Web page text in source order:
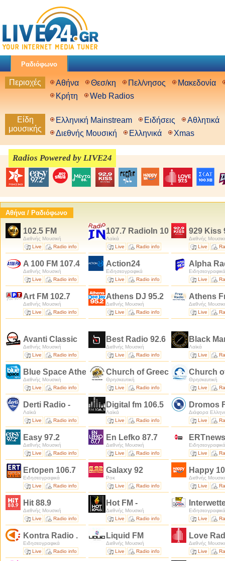
Ραδιόφωνο
Περιοχές Αθήνα Θεσ/κη Πελ/νησος
Μακεδονία
Κρήτη
Web Radios
Είδη
μουσικής
Ελληνική Mainstream Ειδήσεις
Αθλητικά
Διεθνής Μουσική
Ελληνικά Xmas
Radios Powered by LIVE24
Αθήνα / Ραδιόφωνο
102.5 FM
Διεθνής Μουσική
Live
Radio info
107.7 RadioIn 107.7
Λαϊκά
Live
Radio info
929 Kiss
Διεθνής
Live
A 100 FM 107.4
Διεθνής Μουσική
Live
Radio info
Action24
Ειδησεογραφικά
Live
Radio info
Alpha
Ειδησεογραφικά
Live
Art FM 102.7
Διεθνής Μουσική
Live
Radio info
Athens DJ 95.2
Διεθνής Μουσική
Live
Radio info
Athens
Διεθνής
Live
Avanti Classic
Διεθνής Μουσική
Live
Radio info
Best Radio 92.6
Διεθνής Μουσική
Live
Radio info
Black
Λαϊκά
Live
Blue Space Athens 107.3
Διεθνής Μουσική
Live
Radio info
Church of Greece 89.5
Θρησκευτική
Live
Radio info
Church
Θρησκευτική
Live
Derti Radio -
Λαϊκά
Live
Radio info
Digital fm 106.5
Λαϊκά
Live
Radio info
Dromos
Διάφορα
Live
Easy 97.2
Διεθνής Μουσική
Live
Radio info
En Lefko 87.7
Διεθνής Μουσική
Live
Radio info
Ειδησεογραφικά
Live
Ertopen 106.7
Ειδησεογραφικά
Live
Radio info
Galaxy 92
Ροκ
Live
Radio info
Happy
Διεθνής
Live
Hit 88.9
Διεθνής Μουσική
Live
Radio info
Hot FM -
Διεθνής Μουσική
Live
Radio info
Ειδησεογραφικά
Live
Kontra Radio .
Ειδησεογραφικά
Live
Radio info
Liquid FM
Διεθνής Μουσική
Live
Radio info
Love
Διεθνής
Live